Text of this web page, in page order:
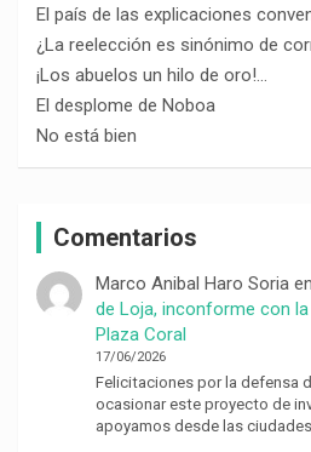
El país de las explicaciones
¿La reelección es sinónimo de
¡Los abuelos un hilo de oro!…
El desplome de Noboa
No está bien
Comentarios
Marco Anibal Haro Soriaen
de Loja, inconforme con
Plaza Coral
17/06/2026
Felicitaciones por la defensa
ocasionar este proyecto de
apoyamos desde las